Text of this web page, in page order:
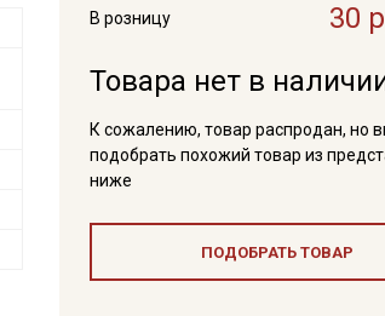
В розницу
30
Товара нет в
К сожалению, товар распродан, но
подобрать похожий товар из
ниже
ПОДОБРАТЬ ТОВАР